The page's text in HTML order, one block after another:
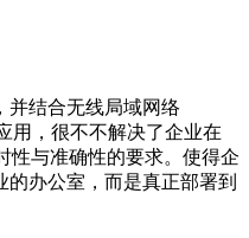
并结合无线局域网络
，很不不解决了企业在
准确性的要求。使得企
办公室，而是真正部署到